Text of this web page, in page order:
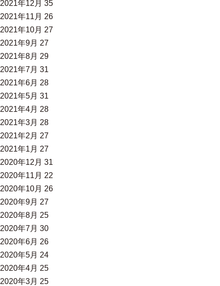
2021年12月 35
2021年11月 26
2021年10月 27
2021年9月 27
2021年8月 29
2021年7月 31
2021年6月 28
2021年5月 31
2021年4月 28
2021年3月 28
2021年2月 27
2021年1月 27
2020年12月 31
2020年11月 22
2020年10月 26
2020年9月 27
2020年8月 25
2020年7月 30
2020年6月 26
2020年5月 24
2020年4月 25
2020年3月 25